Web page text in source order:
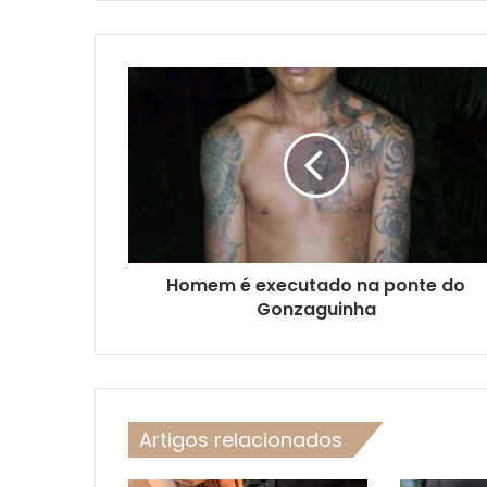
Homem é executado na ponte do
Gonzaguinha
Artigos relacionados